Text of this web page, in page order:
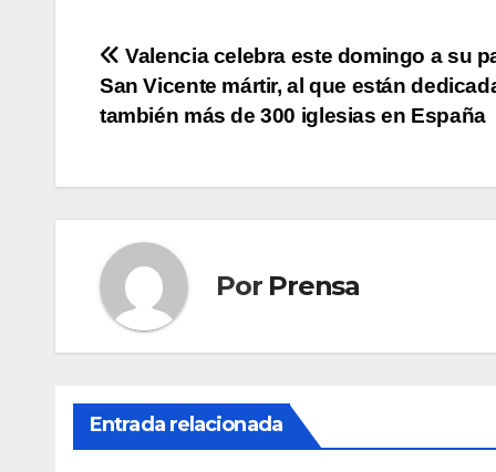
Navegación
de
Valencia celebra este domingo a su
San Vicente mártir, al que están
también más de 300 iglesias en España
Por Prensa
Entrada relacionada